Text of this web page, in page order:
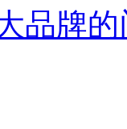
品牌